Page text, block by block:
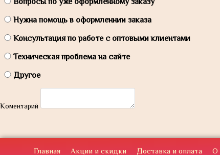
Нужна помощь в оформленнии заказа
Консультация по работе с оптовыми клиентами
Техническая проблема на сайте
Другое
Коментарий
Главная Акции и скидки Доставка и оплата О